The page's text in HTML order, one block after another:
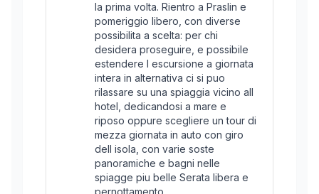
la prima volta. Rientro a Praslin e
pomeriggio libero, con diverse
possibilita a scelta: per chi
desidera proseguire, e possibile
estendere l escursione a giornata
intera in alternativa ci si puo
rilassare su una spiaggia vicino all
hotel, dedicandosi a mare e
riposo oppure scegliere un tour di
mezza giornata in auto con giro
dell isola, con varie soste
panoramiche e bagni nelle
spiagge piu belle Serata libera e
pernottamento.